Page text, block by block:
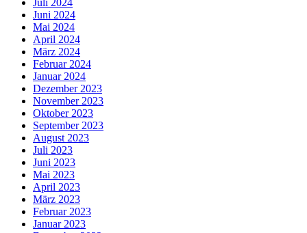
Juli 2024
Juni 2024
Mai 2024
April 2024
März 2024
Februar 2024
Januar 2024
Dezember 2023
November 2023
Oktober 2023
September 2023
August 2023
Juli 2023
Juni 2023
Mai 2023
April 2023
März 2023
Februar 2023
Januar 2023